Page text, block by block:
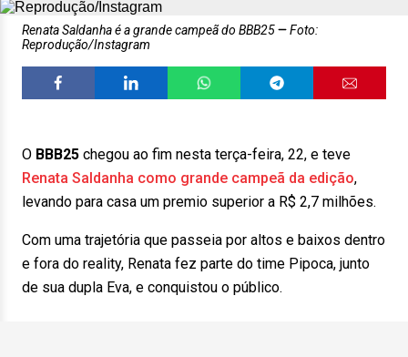
Renata Saldanha é a grande campeã do BBB25
Foto:
Reprodução/Instagram
O BBB25 chegou ao fim nesta terça-feira, 22, e teve
Renata Saldanha como grande campeã da edição,
levando para casa um premio superior a R$ 2,7 milhões.
Com uma trajetória que passeia por altos e baixos dentro
e fora do reality, Renata fez parte do time Pipoca, junto
de sua dupla Eva, e conquistou o público.